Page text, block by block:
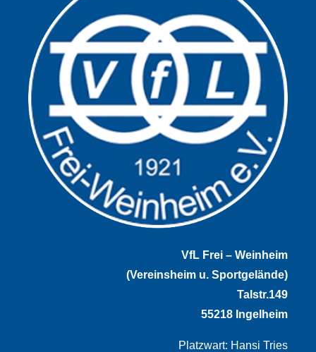
VfL Frei – Weinheim
(Vereinsheim u. Sportgelände)
Talstr.149
55218 Ingelheim
Platzwart: Hansi Tries